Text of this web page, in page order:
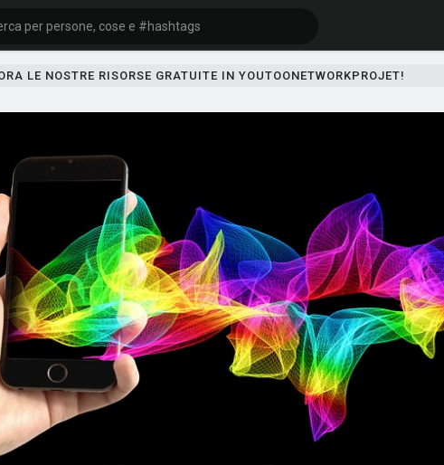
Esplorare
Giochi
LE NOSTRE RISORSE GRATUITE IN YOUTOONETWORKPROJET!